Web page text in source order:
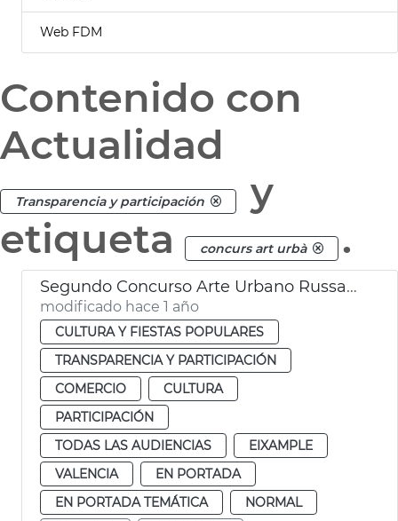
Web FDM
Contenido con
Actualidad
Transparencia y participación
y
etiqueta
concurs art urbà .
Segundo Concurso Arte Urbano Russafa Ayuntamiento Valéncia
modificado hace 1 año
CULTURA Y FIESTAS POPULARES
TRANSPARENCIA Y PARTICIPACIÓN
COMERCIO
CULTURA
PARTICIPACIÓN
TODAS LAS AUDIENCIAS
EIXAMPLE
VALENCIA
EN PORTADA
EN PORTADA TEMÁTICA
NORMAL